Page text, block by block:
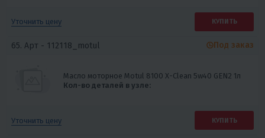
Уточнить цену КУПИТЬ
65. Арт - 112118_motul
Масло моторное Motul 8100 X-Clean 5w40 GEN2 1л
Кол-во деталей в узле:
Под заказ
Уточнить цену КУПИТЬ